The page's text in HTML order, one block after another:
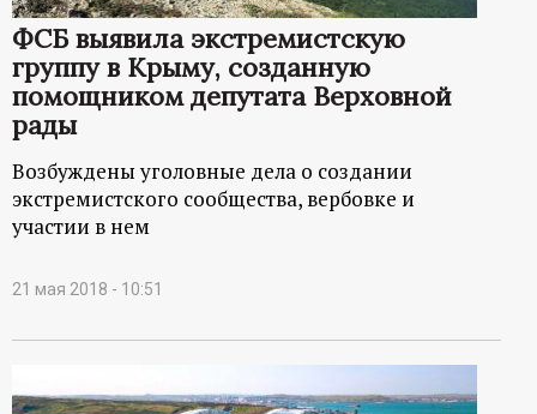
т
а
л
ФСБ выявила экстремистскую
группу в Крыму, созданную
помощником депутата Верховной
рады
Возбуждены уголовные дела о создании
экстремистского сообщества, вербовке и
участии в нем
21 мая 2018 - 10:51